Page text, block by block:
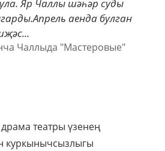
Яр Чаллы шәһәр суды
аенда булган
театры үзенең
куркынычсызлыгы